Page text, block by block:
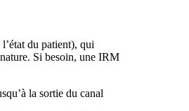
du patient), qui
Si besoin, une IRM
la sortie du canal